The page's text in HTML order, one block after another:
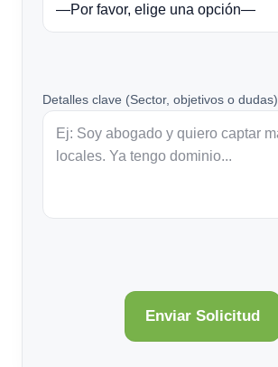
Detalles clave (Sector, objetivos o dudas)